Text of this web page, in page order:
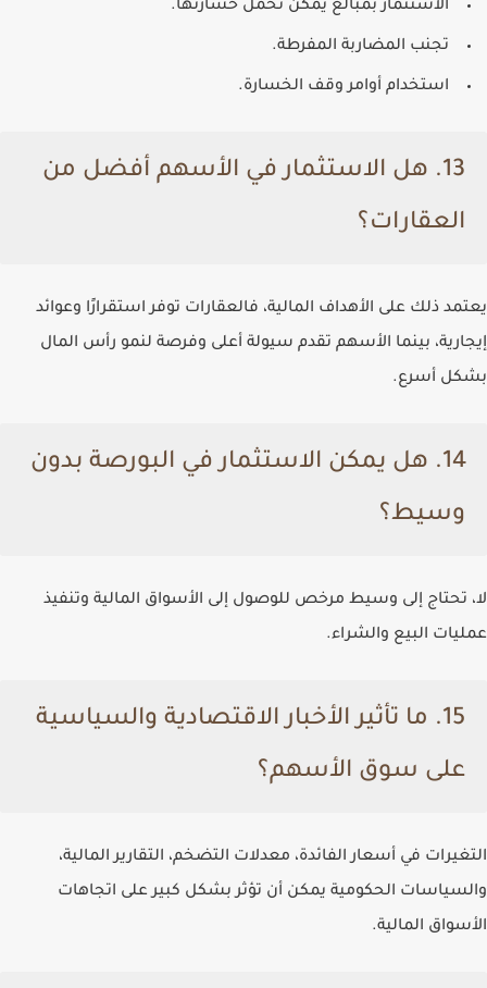
الاستثمار بمبالغ يمكن تحمل خسارتها.
تجنب المضاربة المفرطة.
استخدام أوامر وقف الخسارة.
13. هل الاستثمار في الأسهم أفضل من
العقارات؟
يعتمد ذلك على الأهداف المالية، فالعقارات توفر استقرارًا وعوائد
إيجارية، بينما الأسهم تقدم سيولة أعلى وفرصة لنمو رأس المال
بشكل أسرع.
14. هل يمكن الاستثمار في البورصة بدون
وسيط؟
لا، تحتاج إلى وسيط مرخص للوصول إلى الأسواق المالية وتنفيذ
عمليات البيع والشراء.
15. ما تأثير الأخبار الاقتصادية والسياسية
على سوق الأسهم؟
التغيرات في أسعار الفائدة، معدلات التضخم، التقارير المالية،
والسياسات الحكومية يمكن أن تؤثر بشكل كبير على اتجاهات
الأسواق المالية.